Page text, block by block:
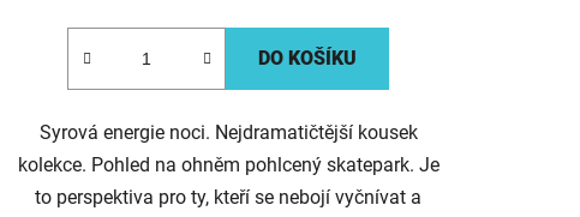
DO KOŠÍKU
Syrová energie noci. Nejdramatičtější kousek
kolekce. Pohled na ohněm pohlcený skatepark. Je
to perspektiva pro ty, kteří se nebojí vyčnívat a